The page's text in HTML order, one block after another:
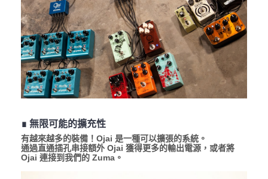
∎ 無限可能的擴充性
有越來越多的裝備！Ojai 是一種可以擴張的系統。
通過直通插孔串接額外 Ojai 獲得更多的輸出電源，或者將
Ojai 連接到我們的 Zuma。